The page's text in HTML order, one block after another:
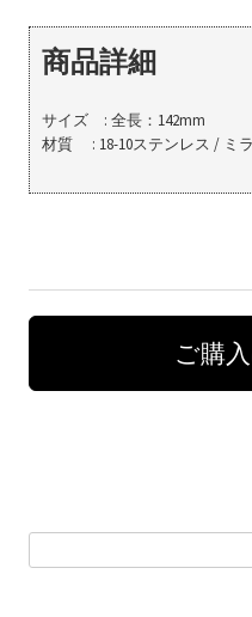
商品詳細
サイズ : 全長：142mm
材質 : 18-10ステンレス / ミ
ご購